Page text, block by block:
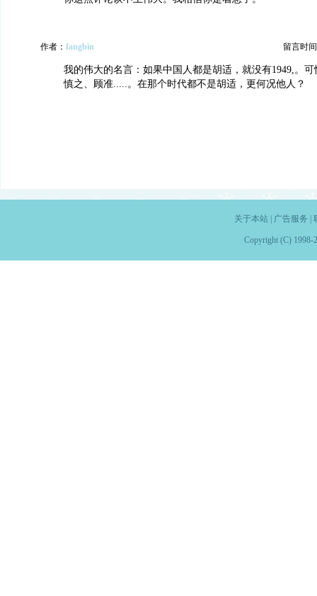
作者： fangbin 留言时
我的伟大的名言：如果中国人都是胡适，就没有1949,。
慎之、顾准.....。在那个时代都不是胡适，更何况他人？
关于本站| 广告服务
Copyright (C) 1998-